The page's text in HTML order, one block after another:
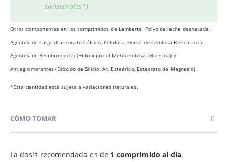
sitosteroles*)
Otros componentes en los comprimidos de Lamberts: Polvo de leche desnatada,
Agentes de Carga (Carbonato Cálcico, Celulosa, Goma de Celulosa Reticulada),
Agentes de Recubrimiento (Hidroxipropil Metilcelulosa, Glicerina) y
Antiaglomerantes (Dióxido de Silicio, Ác. Esteárico, Estearato de Magnesio).
*Esta cantidad está sujeta a variaciones naturales.
CÓMO TOMAR
La dosis recomendada es de 1 comprimido al día,